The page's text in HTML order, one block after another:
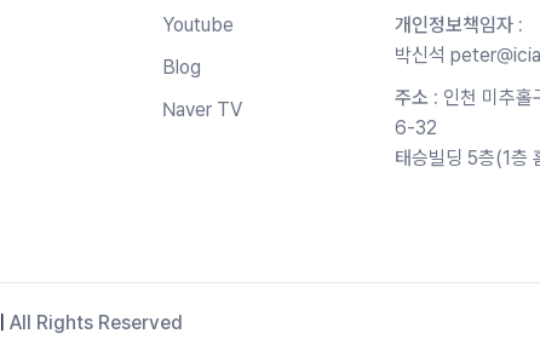
Youtube
Blog
Naver TV
개인정보책임자 :
박신석
주소 : 인천 미추
6-32
태승빌딩 5층(1층
All Rights Reserved